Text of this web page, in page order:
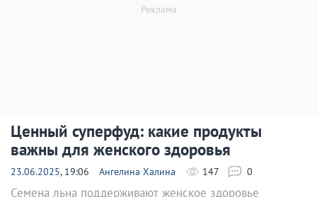
Ценный суперфуд: какие продукты
важны для женского здоровья
23.06.2025, 19:06 Ангелина Халина 147 0
Семена льна поддерживают женское здоровье